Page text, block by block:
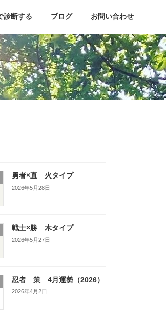
診断する ブログ お問い合わせ
勇者×直 火タイプ
2026年5月28日
戦士×勝 木タイプ
2026年5月27日
忍者 策 4月運勢（2026）
2026年4月2日